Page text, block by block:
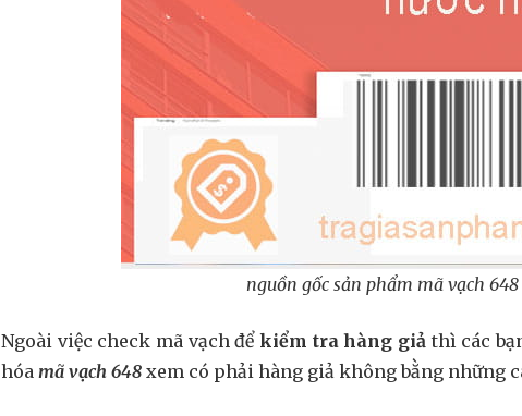
nguồn gốc sản phẩm mã vạch 648
Ngoài việc check mã vạch để kiểm tra hàng giả thì các
hóa mã vạch 648 xem có phải hàng giả không bằng những